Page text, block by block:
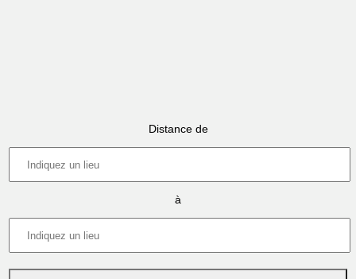
Distance de
à